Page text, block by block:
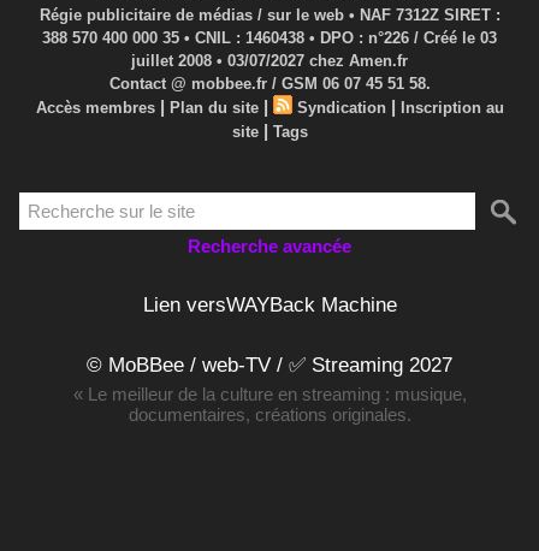
Régie publicitaire de médias / sur le web • NAF 7312Z SIRET :
388 570 400 000 35 • CNIL : 1460438 • DPO : n°226 / Créé le 03
juillet 2008 • 03/07/2027 chez Amen.fr
Contact @ mobbee.fr / GSM 06 07 45 51 58.
Accès membres | Plan du site | Syndication |
Inscription au
site | Tags
Recherche avancée
Lien versWAYBack Machine
© MoBBee / web-TV / ✅ Streaming 2027
« Le meilleur de la culture en streaming : musique,
documentaires, créations originales.